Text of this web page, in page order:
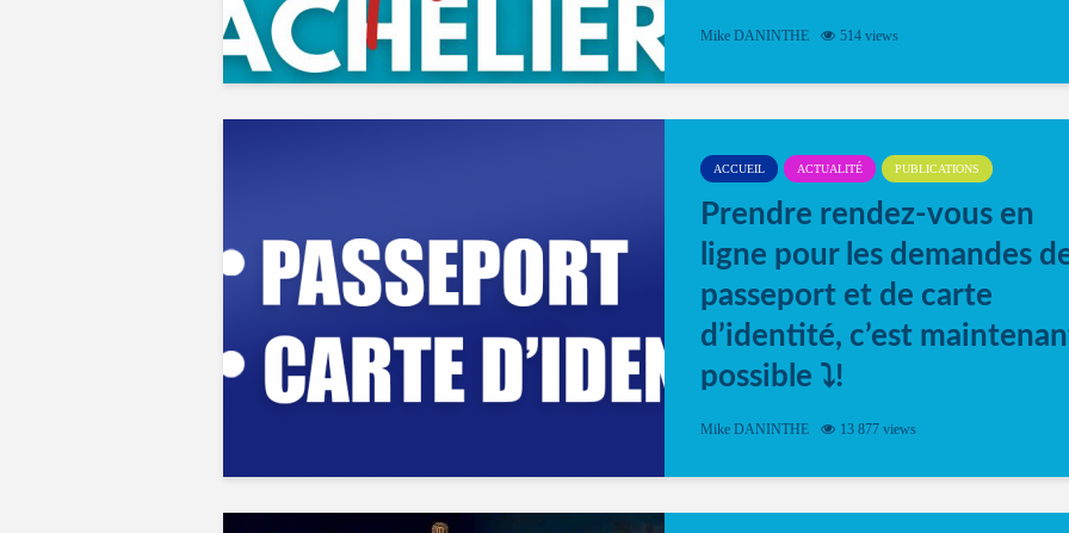
Mike DANINTHE 514 views
ACCUEIL ACTUALITÉ PUBLICATIONS
Prendre rendez-vous en
ligne pour les demandes
passeport et de carte
d’identité, c’est
possible ⤵️!
Désormais, il est possible de prendre rendez-
Mike DANINTHE 13 877 views